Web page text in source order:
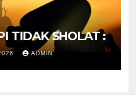
TIDAK SHOLAT :
ADMIN